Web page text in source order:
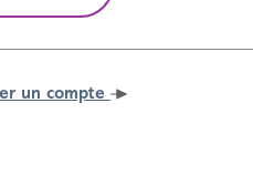
un compte